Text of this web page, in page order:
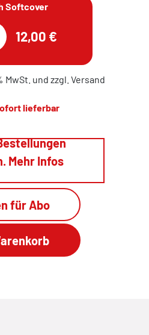
Softcover
12,00 €
MwSt. und zzgl. Versand
lieferbar
Mehr Infos
für Abo